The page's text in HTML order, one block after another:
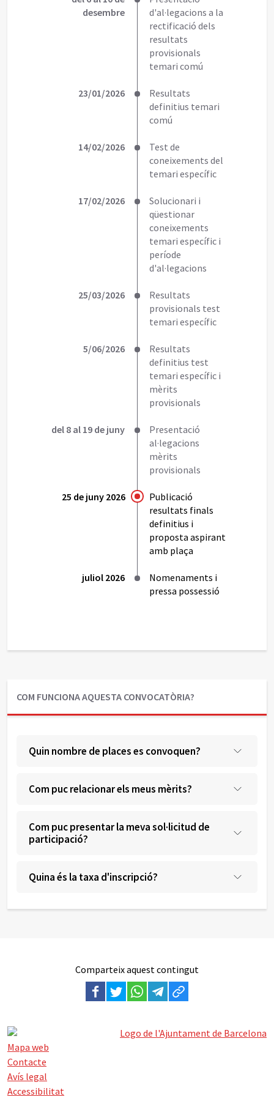
desembre
d'al·legacions a la
rectificació dels
resultats
provisionals
temari comú
23/01/2026
Resultats
definitius temari
comú
14/02/2026
Test de
coneixements del
temari específic
17/02/2026
Solucionari i
qüestionar
coneixements
temari específic i
període
d'al·legacions
25/03/2026
Resultats
provisionals test
temari específic
5/06/2026
Resultats
definitius test
temari específic i
mèrits
provisionals
del 8 al 19 de juny
Presentació
al·legacions
mèrits
provisionals
25 de juny 2026
Publicació
resultats finals
definitius i
proposta aspirant
amb plaça
juliol 2026
Nomenaments i
pressa possessió
COM FUNCIONA AQUESTA CONVOCATÒRIA?
Quin nombre de places es convoquen?
Com puc relacionar els meus mèrits?
Com puc presentar la meva sol·licitud de
participació?
Quina és la taxa d'inscripció?
Comparteix aquest contingut
Mapa web
Contacte
Avís legal
Accessibilitat